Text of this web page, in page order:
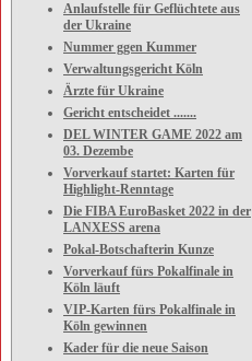
Anlaufstelle für Geflüchtete aus
der Ukraine
Nummer ggen Kummer
Verwaltungsgericht Köln
Ärzte für Ukraine
Gericht entscheidet .......
DEL WINTER GAME 2022 am
03. Dezembe
Vorverkauf startet: Karten für
Highlight-Renntage
Die FIBA EuroBasket 2022 in der
LANXESS arena
Pokal-Botschafterin Kunze
Vorverkauf fürs Pokalfinale in
Köln läuft
VIP-Karten fürs Pokalfinale in
Köln gewinnen
Kader für die neue Saison